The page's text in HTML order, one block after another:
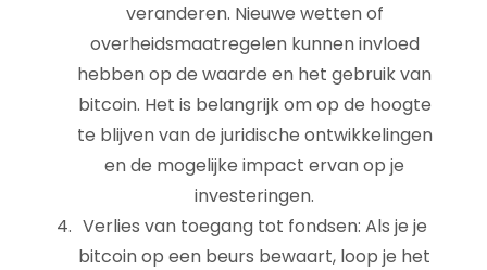
veranderen. Nieuwe wetten of
overheidsmaatregelen kunnen invloed
hebben op de waarde en het gebruik van
bitcoin. Het is belangrijk om op de hoogte
te blijven van de juridische ontwikkelingen
en de mogelijke impact ervan op je
investeringen.
Verlies van toegang tot fondsen: Als je je
bitcoin op een beurs bewaart, loop je het